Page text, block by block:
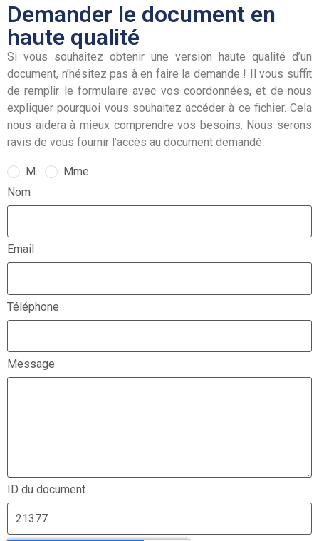
Demander le document en
haute qualité
Si vous souhaitez obtenir une version haute qualité d’un
document, n’hésitez pas à en faire la demande ! Il vous suffit
de remplir le formulaire avec vos coordonnées, et de nous
expliquer pourquoi vous souhaitez accéder à ce fichier. Cela
nous aidera à mieux comprendre vos besoins. Nous serons
ravis de vous fournir l’accès au document demandé.
M.
Mme
Nom
Email
Téléphone
Message
ID du document